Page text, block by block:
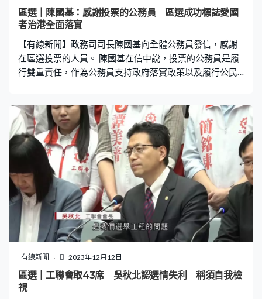
區選｜陳國基：感謝投票的公務員 區選成功標誌愛國
者治港全面落實
【有線新聞】政務司司長陳國基向全體公務員發信，感謝
在區選投票的人員。 陳國基在信中說，投票的公務員是履
行雙重責任，作為公務員支持政府落實政策以及履行公民
律部隊不分晝夜令選舉有序安全進行。 他說區選成功舉
行，標誌愛國者治港全面落實至各級選舉，對特區政府實
現良政善治、長治久安意義重大。
有線新聞 2023年12月12日
區選｜工聯會取43席 吳秋北認選情失利 稱須自我檢
視